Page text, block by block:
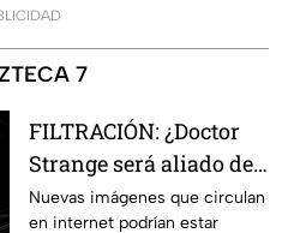
7
FILTRACIÓN: ¿Doctor
Strange será aliado de
Doctor Doom en
Nuevas imágenes que circulan
en internet podrían estar